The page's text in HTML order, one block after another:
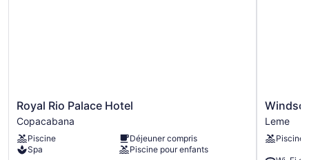
Poolside lounge chairs
Business facilities
Dry cleaning
Royal
Rio
Palace
Hotel
Copacabana
Royal Rio Palace Hotel
Copacabana
Piscine
Déjeuner compris
Spa
Piscine pour enfants
Windsor
Leme
Hotel
Leme
Leme
Piscine